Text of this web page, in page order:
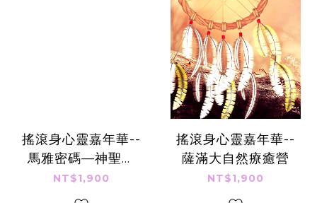
搖滾身心靈嘉年華--
馬雅密碼—神聖之
舞營
NT$1,900
搖滾身心靈嘉年華--
薩滿大自然療癒營
NT$1,900